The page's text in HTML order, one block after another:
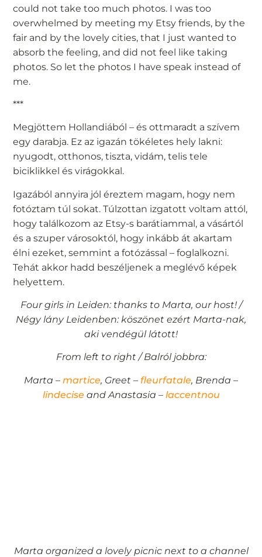
could not take too much photos. I was too
overwhelmed by meeting my Etsy friends, by the
fair and by the lovely cities, that I just wanted to
absorb the feeling, and did not feel like taking
photos. So let the photos I have speak instead of
me.
***
Megjöttem Hollandiából – és ottmaradt a szívem
egy darabja. Ez az igazán tökéletes hely lakni:
nyugodt, otthonos, tiszta, vidám, telis tele
biciklikkel és virágokkal.
Igazából annyira jól éreztem magam, hogy nem
fotóztam túl sokat. Túlzottan izgatott voltam attól,
hogy találkozom az Etsy-s barátiammal, a vásártól
és a szuper városoktól, hogy inkább át akartam
élni ezeket, semmint a fotózással – foglalkozni.
Tehát akkor hadd beszéljenek a meglévő képek
helyettem.
Four girls in Leiden: thanks to Marta, our host! /
Négy lány Leidenben: köszönet ezért Marta-nak,
aki vendégül látott!
From left to right / Balról jobbra:
Marta – martice, Greet – fleurfatale, Brenda –
lindecise and Anastasia – laccentnou
Marta organized a lovely picnic next to a channel